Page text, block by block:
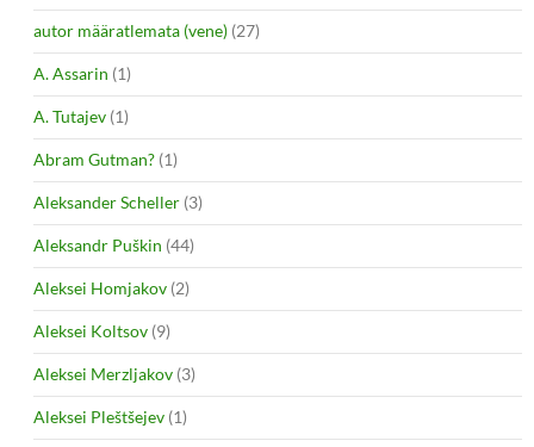
autor määratlemata (vene) (27)
A. Assarin (1)
A. Tutajev (1)
Abram Gutman? (1)
Aleksander Scheller (3)
Aleksandr Puškin (44)
Aleksei Homjakov (2)
Aleksei Koltsov (9)
Aleksei Merzljakov (3)
Aleksei Pleštšejev (1)